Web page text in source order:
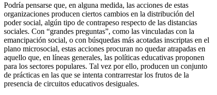
Podría pensarse que, en alguna medida, las acciones de estas
organizaciones producen ciertos cambios en la distribución del
poder social, algún tipo de contrapeso respecto de las distancias
sociales. Con “grandes preguntas”, como las vinculadas con la
emancipación social, o con búsquedas más acotadas inscriptas en el
plano microsocial, estas acciones procuran no quedar atrapadas en
aquello que, en líneas generales, las políticas educativas proponen
para los sectores populares. Tal vez por ello, producen un conjunto
de prácticas en las que se intenta contrarrestar los frutos de la
presencia de circuitos educativos desiguales.